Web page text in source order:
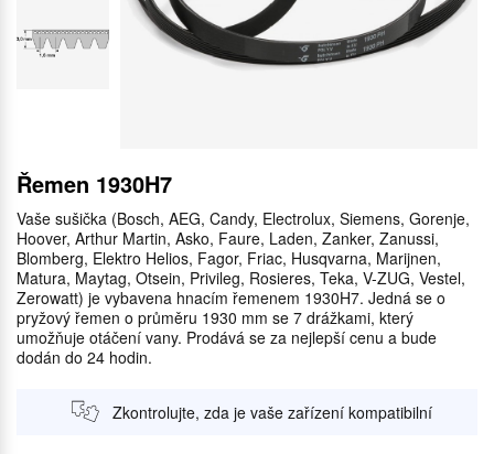
Řemen 1930H7
Vaše sušička (Bosch, AEG, Candy, Electrolux, Siemens, Gorenje,
Hoover, Arthur Martin, Asko, Faure, Laden, Zanker, Zanussi,
Blomberg, Elektro Helios, Fagor, Friac, Husqvarna, Marijnen,
Matura, Maytag, Otsein, Privileg, Rosieres, Teka, V-ZUG, Vestel,
Zerowatt) je vybavena hnacím řemenem 1930H7. Jedná se o
pryžový řemen o průměru 1930 mm se 7 drážkami, který
umožňuje otáčení vany. Prodává se za nejlepší cenu a bude
dodán do 24 hodin.
Zkontrolujte, zda je vaše zařízení kompatibilní